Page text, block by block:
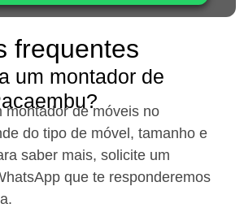
frequentes
um montador de
montador de móveis no
do tipo de móvel, tamanho e
saber mais, solicite um
que te responderemos